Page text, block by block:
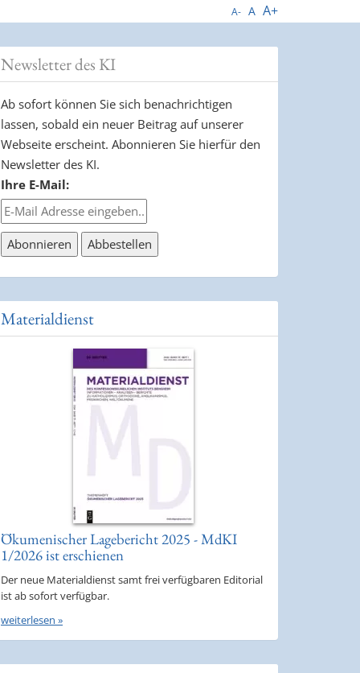
A- A A+
Newsletter des KI
Ab sofort können Sie sich benachrichtigen
lassen, sobald ein neuer Beitrag auf unserer
Webseite erscheint. Abonnieren Sie hierfür den
Newsletter des KI.
Ihre E-Mail:
Materialdienst
Ökumenischer Lagebericht 2025 - MdKI
1/2026 ist erschienen
Der neue Materialdienst samt frei verfügbaren Editorial
ist ab sofort verfügbar.
weiterlesen »